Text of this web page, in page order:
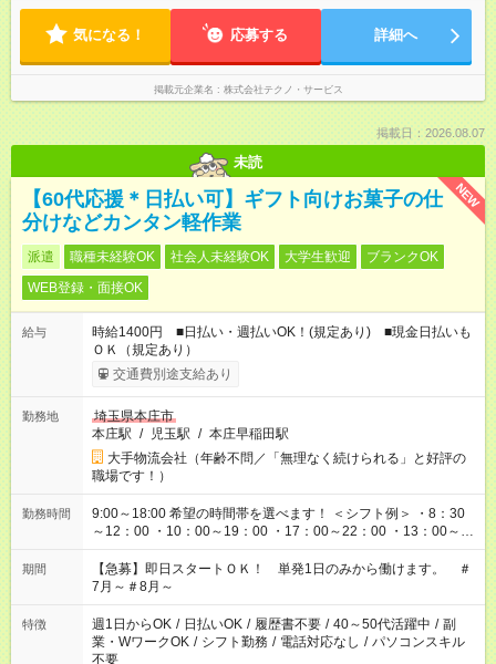
気になる！ 応募する 詳細へ
掲載元企業名 株式会社テクノ・サービス
掲載日：2026.08.07
未読
NEW
【60代応援＊日払い可】ギフト向けお菓子の仕
分けなどカンタン軽作業
派遣 職種未経験OK 社会人未経験OK 大学生歓迎
ブランクOK
WEB登録・面接OK
給与
時給1400円 ■日払い・週払いOK！(規定あり) ■現金日払いも
ＯＫ（規定あり）
交通費別途支給あり
勤務地
埼玉県本庄市
本庄駅 / 児玉駅 / 本庄早稲田駅
大手物流会社（年齢不問／「無理なく続けられる」と好評の
職場です！）
勤務時間
9:00～18:00 希望の時間帯を選べます！ ＜シフト例＞ ・8：30
～12：00 ・10：00～19：00 ・17：00～22：00 ・13：00～
22：00 ・22：00～翌6：00 など
期間
【急募】即日スタートＯＫ！ 単発1日のみから働けます。 ＃
7月～＃8月～
特徴 週1日からOK / 日払いOK / 履歴書不要 / 40～50代活躍中 / 副
業・WワークOK / シフト勤務 / 電話対応なし / パソコンスキル
不要